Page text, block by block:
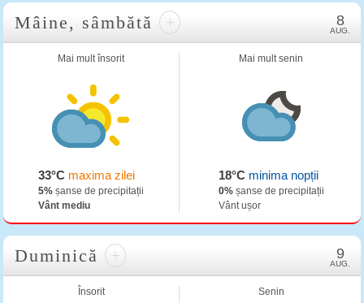
Mâine, sâmbătă + 8
AUG.
Mai mult însorit
33°C maxima zilei
5% șanse de precipitații
Vânt mediu
Mai mult senin
18°Cminima nopții
0%șanse de precipitații
Vânt ușor
Duminică + 9
AUG.
Însorit Senin